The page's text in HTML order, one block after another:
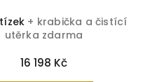
+ krabička a čistící
utěrka zdarma
16 198 Kč